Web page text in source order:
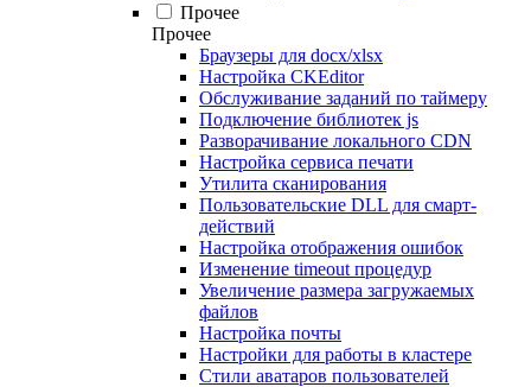
Прочее
Прочее
Браузеры для docx/xlsx
Настройка CKEditor
Обслуживание заданий по таймеру
Подключение библиотек js
Разворачивание локального CDN
Настройка сервиса печати
Утилита сканирования
Пользовательские DLL для смарт-
действий
Настройка отображения ошибок
Изменение timeout процедур
Увеличение размера загружаемых
файлов
Настройка почты
Настройки для работы в кластере
Стили аватаров пользователей